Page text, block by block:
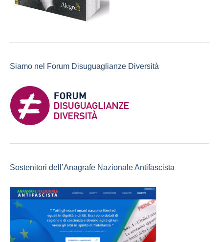
Siamo nel Forum Disuguaglianze Diversità
Sostenitori dell’Anagrafe Nazionale Antifascista